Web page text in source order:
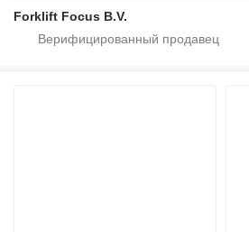
Forklift Focus B.V.